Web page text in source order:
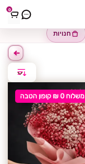
0
חנויות
משלוח 0 ₪ קופון הטבה